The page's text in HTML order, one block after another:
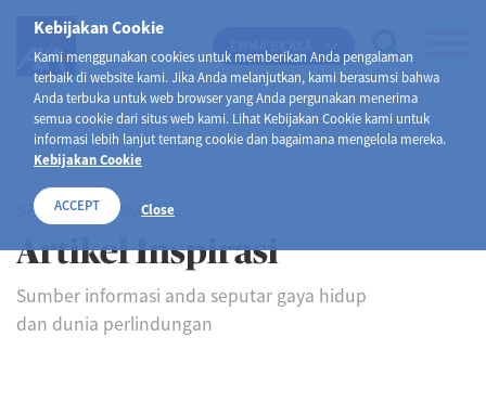
Kebijakan Cookie
Kami menggunakan cookies untuk memberikan Anda pengalaman
terbaik di website kami. Jika Anda melanjutkan, kami berasumsi bahwa
Anda terbuka untuk web browser yang Anda pergunakan menerima
semua cookie dari situs web kami. Lihat Kebijakan Cookie kami untuk
informasi lebih lanjut tentang cookie dan bagaimana mengelola mereka.
Kebijakan Cookie
ACCEPT Close
SELAMAT DATANG DI
Artikel Inspirasi
Sumber informasi anda seputar gaya hidup
dan dunia perlindungan